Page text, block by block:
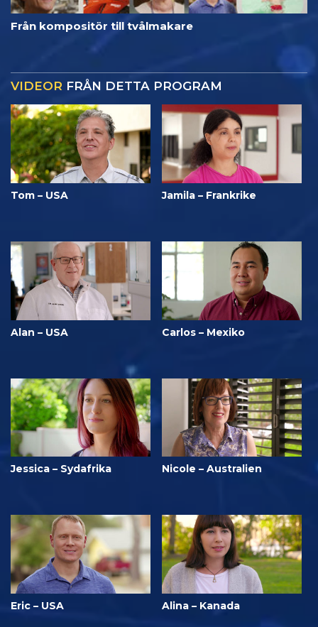
Från kompositör till tvålmakare
VIDEOR FRÅN DETTA PROGRAM
Tom – USA Jamila – Frankrike
Alan – USA Carlos – Mexiko
Jessica – Sydafrika Nicole – Australien
Eric – USA Alina – Kanada